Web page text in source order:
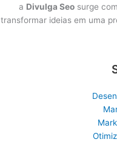
a Divulga Seosurge
transformar ideias em uma